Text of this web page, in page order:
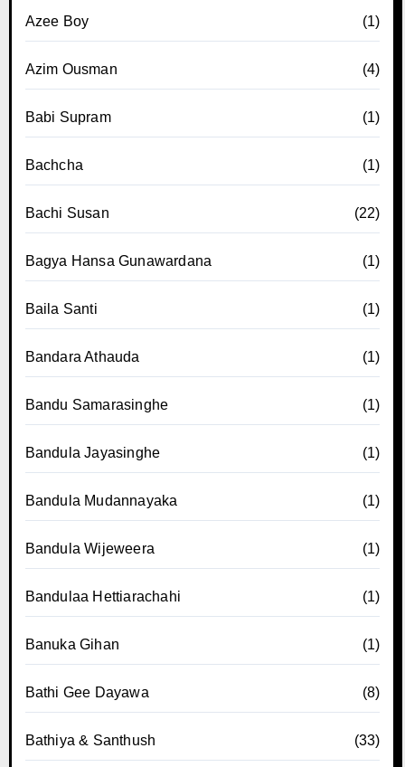
Azee Boy (1)
Azim Ousman (4)
Babi Supram (1)
Bachcha (1)
Bachi Susan (22)
Bagya Hansa Gunawardana (1)
Baila Santi (1)
Bandara Athauda (1)
Bandu Samarasinghe (1)
Bandula Jayasinghe (1)
Bandula Mudannayaka (1)
Bandula Wijeweera (1)
Bandulaa Hettiarachahi (1)
Banuka Gihan (1)
Bathi Gee Dayawa (8)
Bathiya & Santhush (33)